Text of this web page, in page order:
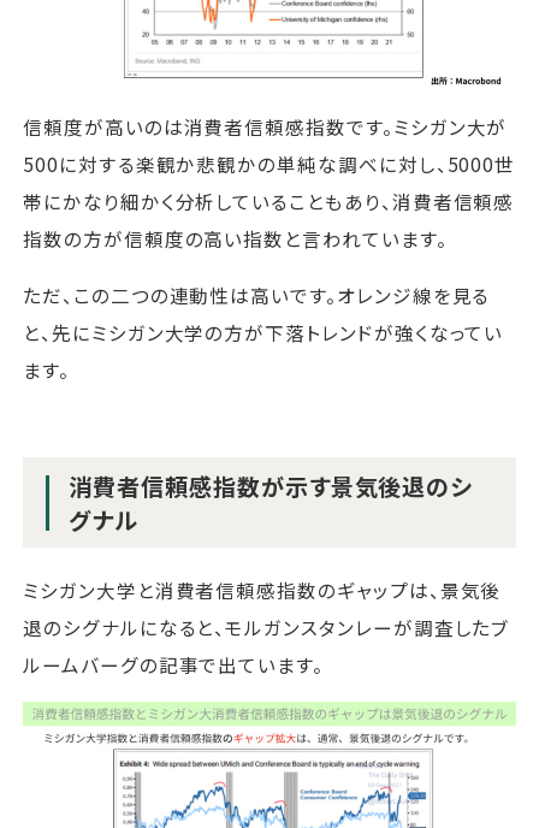
信頼度が高いのは消費者信頼感指数です。ミシガン大が
500に対する楽観か悲観かの単純な調べに対し、5000世
帯にかなり細かく分析していることもあり、消費者信頼感
指数の方が信頼度の高い指数と言われています。
ただ、この二つの連動性は高いです。オレンジ線を見る
と、先にミシガン大学の方が下落トレンドが強くなってい
ます。
消費者信頼感指数が示す景気後退のシ
グナル
ミシガン大学と消費者信頼感指数のギャップは、景気後
退のシグナルになると、モルガンスタンレーが調査したブ
ルームバーグの記事で出ています。